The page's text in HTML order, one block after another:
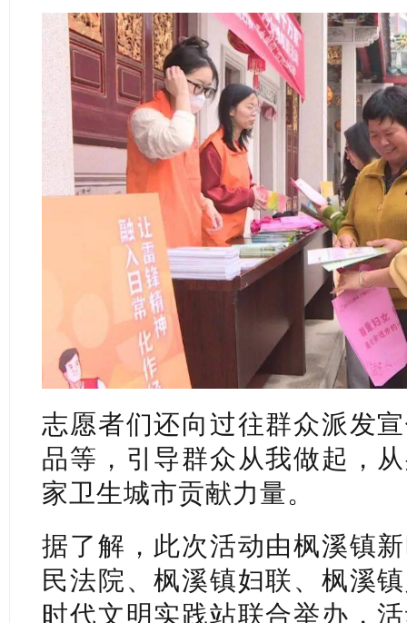
志愿者们还向过往群众派发
品等，引导群众从我做起，
家卫生城市贡献力量。
据了解，此次活动由枫溪镇
民法院、枫溪镇妇联、枫溪
时代文明实践站联合举办，